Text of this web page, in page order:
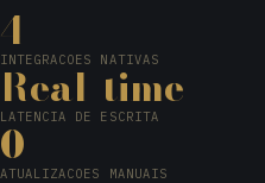
4
INTEGRACOES NATIVAS
Real-time
LATENCIA DE ESCRITA
0
ATUALIZACOES MANUAIS